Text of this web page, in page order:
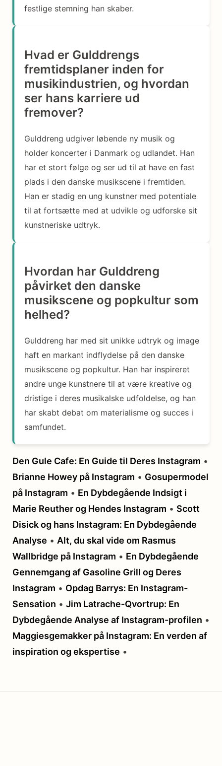
festlige stemning han skaber.
Hvad er Gulddrengs
fremtidsplaner inden for
musikindustrien, og hvordan
ser hans karriere ud
fremover?
Gulddreng udgiver løbende ny musik og
holder koncerter i Danmark og udlandet. Han
har et stort følge og ser ud til at have en fast
plads i den danske musikscene i fremtiden.
Han er stadig en ung kunstner med potentiale
til at fortsætte med at udvikle og udforske sit
kunstneriske udtryk.
Hvordan har Gulddreng
påvirket den danske
musikscene og popkultur som
helhed?
Gulddreng har med sit unikke udtryk og image
haft en markant indflydelse på den danske
musikscene og popkultur. Han har inspireret
andre unge kunstnere til at være kreative og
dristige i deres musikalske udfoldelse, og han
har skabt debat om materialisme og succes i
samfundet.
Den Gule Cafe: En Guide til Deres Instagram •
Brianne Howey på Instagram • Gosupermodel
på Instagram • En Dybdegående Indsigt i
Marie Reuther og Hendes Instagram • Scott
Disick og hans Instagram: En Dybdegående
Analyse • Alt, du skal vide om Rasmus
Wallbridge på Instagram • En Dybdegående
Gennemgang af Gasoline Grill og Deres
Instagram • Opdag Barrys: En Instagram-
Sensation • Jim Latrache-Qvortrup: En
Dybdegående Analyse af Instagram-profilen •
Maggiesgemakker på Instagram: En verden af
inspiration og ekspertise •